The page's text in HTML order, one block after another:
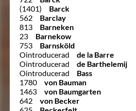
(1401)
Barck
562
Barclay
813
Barneken
23
Barnekow
753
Barnsköld
Ointroducerad
de la Barre
Ointroducerad
de Barthelemij
Ointroducerad
Bass
1780
von Bauman
1463
von Baumgarten
642
von Becker